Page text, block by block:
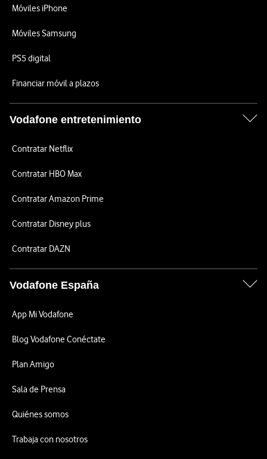
Móviles iPhone
Móviles Samsung
PS5 digital
Financiar móvil a plazos
Vodafone entretenimiento
Contratar Netflix
Contratar HBO Max
Contratar Amazon Prime
Contratar Disney plus
Contratar DAZN
Vodafone España
App Mi Vodafone
Blog Vodafone Conéctate
Plan Amigo
Sala de Prensa
Quiénes somos
Trabaja con nosotros